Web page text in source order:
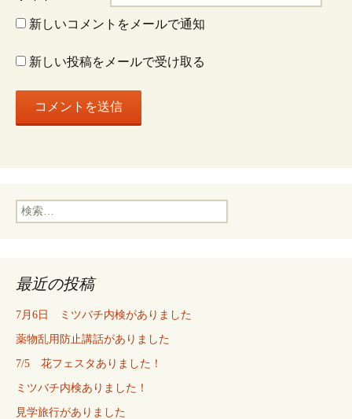
新しいコメントをメールで通知
新しい投稿をメールで受け取る
検
索:
最近の投稿
7月6日 ミツバチ内検がありました
薬物乱用防止講話がありました
7/5 花フェスタありました！
ミツバチ内検ありました！
見学旅行がありました